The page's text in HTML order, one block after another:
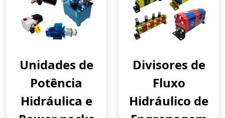
Unidades de
Potência
Hidráulica e
Divisores de
Fluxo
Hidráulico de